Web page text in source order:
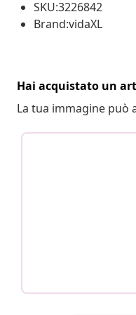
SKU:3226842
Brand:vidaXL
Hai acquistato un
La tua immagine può